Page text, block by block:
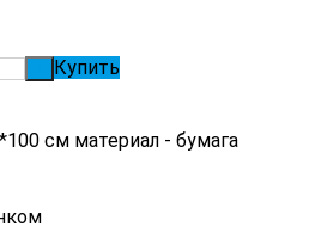
Купить
см материал - бумага